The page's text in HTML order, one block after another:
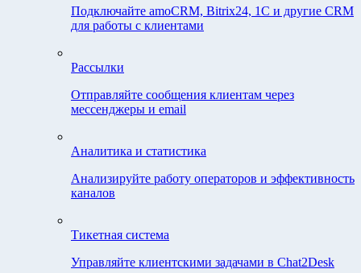
Подключайте amoCRM, Bitrix24, 1C и другие CRM
для работы с клиентами
Рассылки
Отправляйте сообщения клиентам через
мессенджеры и email
Аналитика и статистика
Анализируйте работу операторов и эффективность
каналов
Тикетная система
Управляйте клиентскими задачами в Chat2Desk